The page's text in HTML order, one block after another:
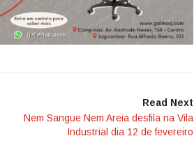
Read Next
Nem Sangue Nem Areia desfila na Vila
Industrial dia 12 de fevereiro